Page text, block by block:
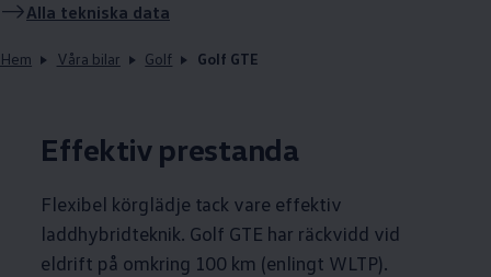
Alla tekniska data
Hem Våra bilar Golf Golf GTE
Effektiv prestanda
Flexibel körglädje tack vare effektiv
laddhybridteknik. Golf GTE har räckvidd vid
eldrift på omkring 100 km (enlingt WLTP).